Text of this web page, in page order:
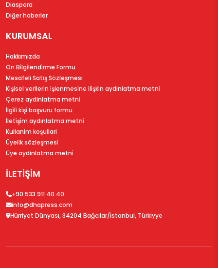
Diaspora
Diğer haberler
KURUMSAL
Hakkımızda
Ön Bi̇lgi̇lendi̇rme Formu
Mesafeli Satış Sözleşmesi
Ki̇şi̇sel veri̇leri̇n i̇şlenmesi̇ne i̇li̇şki̇n aydinlatma metni̇
Çerez aydinlatma metni̇
İlgi̇li̇ ki̇şi̇ başvuru formu
İleti̇şi̇m aydinlatma metni̇
Kullanim koşullari
Üyeli̇k sözleşmesi̇
Üye aydinlatma metni̇
İLETİŞİM
+90 533 911 40 40
info@dhapress.com
Hürriyet Dünyası, 34204 Bağcılar/İstanbul, Türkiyye